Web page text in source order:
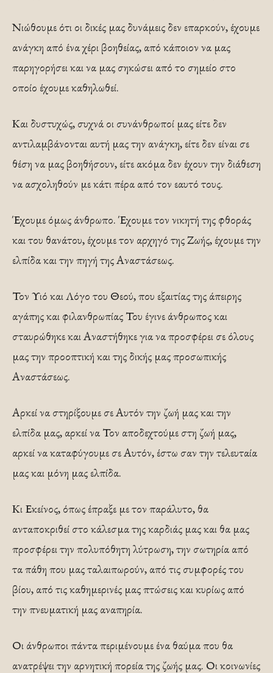
Νιώθουμε ότι οι δικές μας δυνάμεις δεν επαρκούν, έχουμε
ανάγκη από ένα χέρι βοηθείας, από κάποιον να μας
παρηγορήσει και να μας σηκώσει από το σημείο στο
οποίο έχουμε καθηλωθεί.
Και δυστυχώς, συχνά οι συνάνθρωποί μας είτε δεν
αντιλαμβάνονται αυτή μας την ανάγκη, είτε δεν είναι σε
θέση να μας βοηθήσουν, είτε ακόμα δεν έχουν την διάθεση
να ασχοληθούν με κάτι πέρα από τον εαυτό τους.
Έχουμε όμως άνθρωπο. Έχουμε τον νικητή της φθοράς
και του θανάτου, έχουμε τον αρχηγό της Ζωής, έχουμε την
ελπίδα και την πηγή της Αναστάσεως.
Τον Υιό και Λόγο του Θεού, που εξαιτίας της άπειρης
αγάπης και φιλανθρωπίας Του έγινε άνθρωπος και
σταυρώθηκε και Αναστήθηκε για να προσφέρει σε όλους
μας την προοπτική και της δικής μας προσωπικής
Αναστάσεως.
Αρκεί να στηρίξουμε σε Αυτόν την ζωή μας και την
ελπίδα μας, αρκεί να Τον αποδεχτούμε στη ζωή μας,
αρκεί να καταφύγουμε σε Αυτόν, έστω σαν την τελευταία
μας και μόνη μας ελπίδα.
Κι Εκείνος, όπως έπραξε με τον παράλυτο, θα
ανταποκριθεί στο κάλεσμα της καρδιάς μας και θα μας
προσφέρει την πολυπόθητη λύτρωση, την σωτηρία από
τα πάθη που μας ταλαιπωρούν, από τις συμφορές του
βίου, από τις καθημερινές μας πτώσεις και κυρίως από
την πνευματική μας αναπηρία.
Οι άνθρωποι πάντα περιμένουμε ένα θαύμα που θα
ανατρέψει την αρνητική πορεία της ζωής μας. Οι κοινωνίες